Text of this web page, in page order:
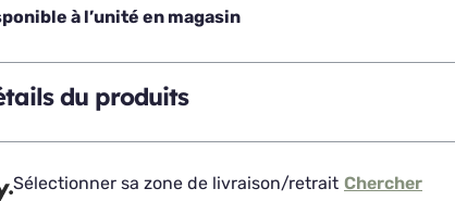
à l’unité en magasin
du produits
Sélectionner sa zone de livraison/retrait Chercher